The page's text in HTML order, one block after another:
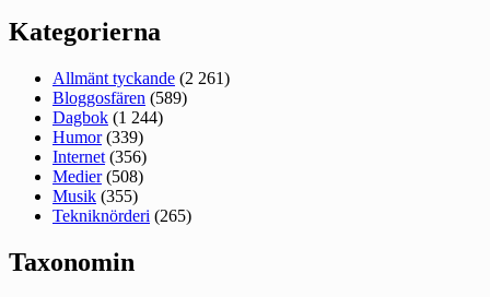
Kategorierna
Allmänt tyckande (2 261)
Bloggosfären (589)
Dagbok (1 244)
Humor(339)
Internet (356)
Medier(508)
Musik (355)
Tekniknörderi (265)
Taxonomin